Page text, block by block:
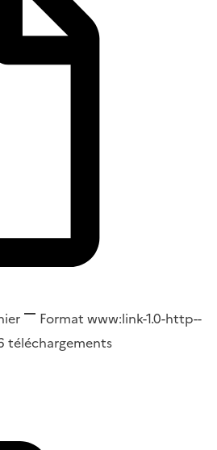
Format www:link-1.0-http--
téléchargements